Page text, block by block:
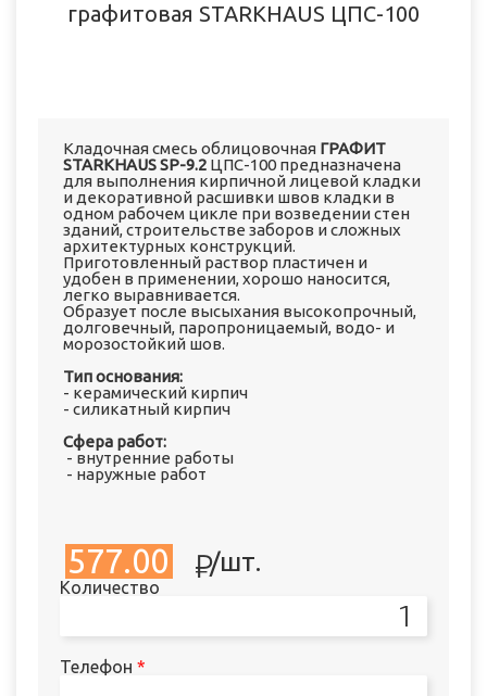
графитовая STARKHAUS ЦПС-100
Кладочная смесь облицовочная ГРАФИТ
STARKHAUS SP-9.2ЦПС-100 предназначена
для выполнения кирпичной лицевой кладки
и декоративной расшивки швов кладки в
одном рабочем цикле при возведении стен
зданий, строительстве заборов и сложных
архитектурных конструкций.
Приготовленный раствор пластичен и
удобен в применении, хорошо наносится,
легко выравнивается.
Образует после высыхания высокопрочный,
долговечный, паропроницаемый, водо- и
морозостойкий шов.
Тип основания:
- керамический кирпич
- силикатный кирпич
Сфера работ:
- внутренние работы
- наружные работ
577.00 о/шт.
Количество
Телефон *